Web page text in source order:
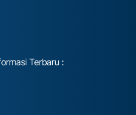
Terbaru :